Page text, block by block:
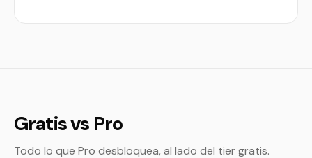
Gratis vs Pro
Todo lo que Pro desbloquea, al lado del tier gratis.